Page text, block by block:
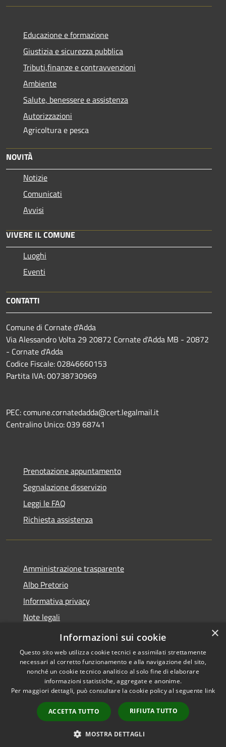
Educazione e formazione
Giustizia e sicurezza pubblica
Tributi,finanze e contravvenzioni
Ambiente
Salute, benessere e assistenza
Autorizzazioni
Agricoltura e pesca
NOVITÀ
Notizie
Comunicati
Avvisi
VIVERE IL COMUNE
Luoghi
Eventi
CONTATTI
Comune di Cornate d'Adda
Via Alessandro Volta 29 20872 Cornate d'Adda MB - 20872
- Cornate d'Adda
Codice Fiscale: 02846660153
Partita IVA: 00738730969
PEC: comune.cornatedadda@cert.legalmail.it
Centralino Unico: 039 68741
Prenotazione appuntamento
Segnalazione disservizio
Leggi le FAQ
Richiesta assistenza
Amministrazione trasparente
Albo Pretorio
Informativa privacy
Note legali
Dichiarazione di accessibilità
Accessibilità
Copyright © 2026 • Città di
Cornate d'Adda • Powered by
Municipium•
Accesso
redazione
×
Informazioni sui cookie
Questo sito web utilizza cookie tecnici e assimilati strettamente
necessari al corretto funzionamento e alla navigazione del sito,
nonché un cookie tecnico analitico al solo fine di elaborare
informazioni statistiche, aggregate e anonime.
Per maggiori dettagli, può consultare la cookie policy al seguente link
ACCETTA TUTTO RIFIUTA TUTTO
MOSTRA DETTAGLI